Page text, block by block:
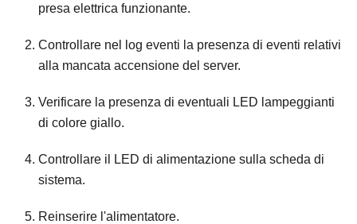
presa elettrica funzionante.
Controllare nel log eventi la presenza di eventi relativi
alla mancata accensione del server.
Verificare la presenza di eventuali LED lampeggianti
di colore giallo.
Controllare il LED di alimentazione sulla scheda di
sistema.
Reinserire l'alimentatore.